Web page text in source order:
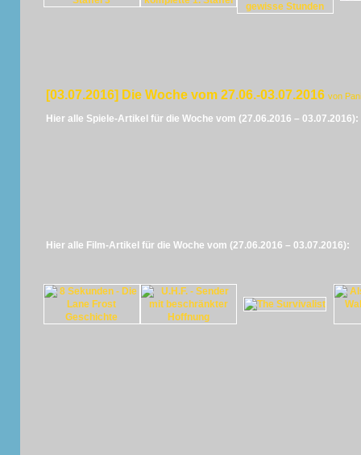
[03.07.2016] Die Woche vom 27.06.-03.07.2016 von
Hier alle Spiele-Artikel für die Woche vom (27.06.2016 – 03.07.2016):
Hier alle Film-Artikel für die Woche vom (27.06.2016 – 03.07.2016):